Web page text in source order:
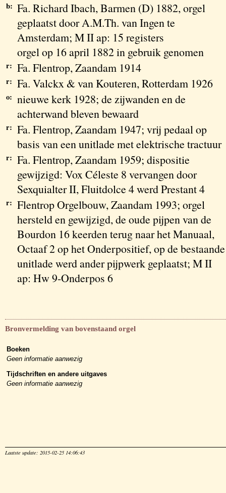
b: Fa. Richard Ibach, Barmen (D) 1882, orgel
geplaatst door A.M.Th. van Ingen te
Amsterdam; M II ap: 15 registers
orgel op 16 april 1882 in gebruik genomen
r: Fa. Flentrop, Zaandam 1914
r: Fa. Valckx & van Kouteren, Rotterdam 1926
o: nieuwe kerk 1928; de zijwanden en de
achterwand bleven bewaard
r: Fa. Flentrop, Zaandam 1947; vrij pedaal op
basis van een unitlade met elektrische tractuur
r: Fa. Flentrop, Zaandam 1959; dispositie
gewijzigd: Vox Céleste 8 vervangen door
Sexquialter II, Fluitdolce 4 werd Prestant 4
r: Flentrop Orgelbouw, Zaandam 1993; orgel
hersteld en gewijzigd, de oude pijpen van de
Bourdon 16 keerden terug naar het Manuaal,
Octaaf 2 op het Onderpositief, op de bestaande
unitlade werd ander pijpwerk geplaatst; M II
ap: Hw 9-Onderpos 6
Bronvermelding van bovenstaand orgel
Boeken
Geen informatie aanwezig
Tijdschriften en andere uitgaves
Geen informatie aanwezig
Laatste update: 2015-02-25 14:06:43